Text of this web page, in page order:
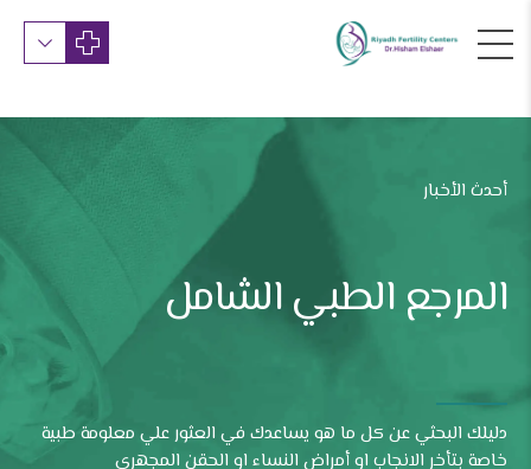
أحدث الأخبار
المرجع الطبي الشامل
دليلك البحثي عن كل ما هو يساعدك في العثور علي معلومة طبية
خاصة بتأخر الانجاب او أمراض النساء او الحقن المجهري